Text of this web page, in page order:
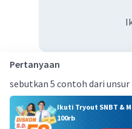
Pertanyaan
sebutkan 5 contoh dari
Ikuti Tryout SNBT &
100rb